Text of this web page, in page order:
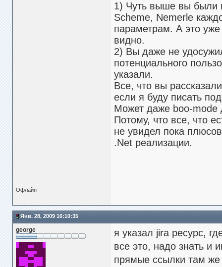
1) Чуть выше вы были
Scheme, Nemerle
параметрам. А это уже
видно.
2) Вы даже не
потенциального
указали.
Все, что вы
если я буду писать
Может даже boo-mode
Потому, что все, что
не увидел пока
.Net реализации.
Офлайн
Янв. 28, 2009 16:10:35
george
я указал jira ресурс,
все это, надо знать и
прямые ссылки там